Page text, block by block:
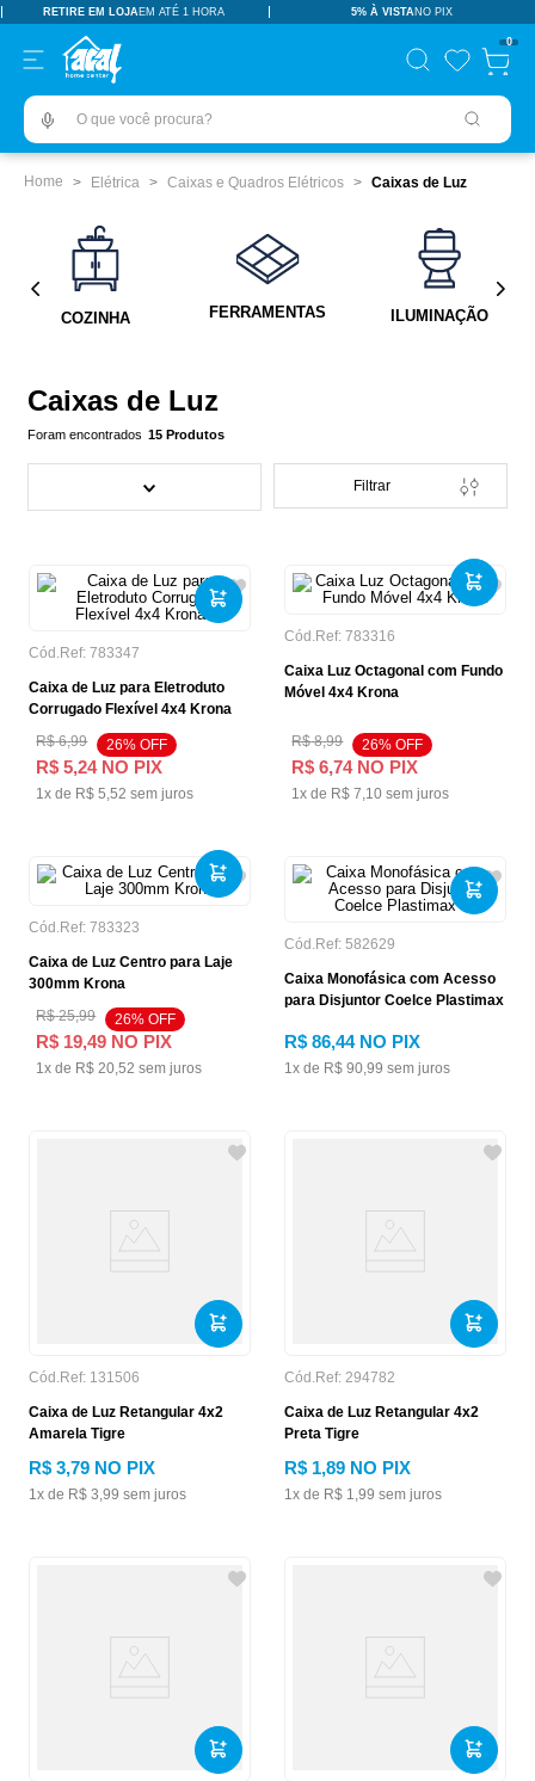
RETIRE EM LOJAEM ATÉ 1 HORA 5% À VISTANO PIX
0
O que você procura?
Elétrica Caixas e Quadros Elétricos Caixas de Luz
COZINHA FERRAMENTAS ILUMINAÇÃO
Caixas de Luz
15 Produtos
Filtrar
Cód.Ref: 783347
Caixa de Luz para Eletroduto
Corrugado Flexível 4x4 Krona
R$ 6,99 26% OFF
R$ 5,24NO PIX
1x de R$ 5,52 sem juros
Cód.Ref: 783316
Caixa Luz Octagonal com Fundo
Móvel 4x4 Krona
R$ 8,99 26% OFF
R$ 6,74NO PIX
1x de R$ 7,10 sem juros
Cód.Ref: 783323
Caixa de Luz Centro para Laje
300mm Krona
R$ 25,99 26% OFF
R$ 19,49 NO PIX
1x de R$ 20,52 sem juros
Cód.Ref: 582629
Caixa Monofásica com Acesso
para Disjuntor Coelce Plastimax
R$ 86,44NO PIX
1x de R$ 90,99 sem juros
Cód.Ref: 131506
Caixa de Luz Retangular 4x2
Amarela Tigre
R$ 3,79 NO PIX
1x de R$ 3,99 sem juros
Cód.Ref: 294782
Caixa de Luz Retangular 4x2
Preta Tigre
R$ 1,89 NO PIX
1x de R$ 1,99 sem juros
TERMOS MAIS BUSCADOS
pisos revestimentos
º ceramica
revestimento
6 pia
9º chuveiro
10º 1